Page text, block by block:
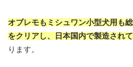
オブレモもミシュワン小型犬用も
をクリアし、日本国内で製造され
ります。